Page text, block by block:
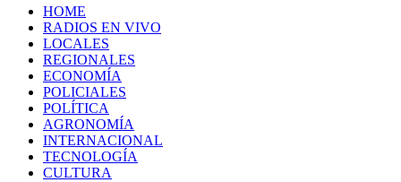
HOME
RADIOS EN VIVO
LOCALES
REGIONALES
ECONOMÍA
POLICIALES
POLÍTICA
AGRONOMÍA
INTERNACIONAL
TECNOLOGÍA
CULTURA